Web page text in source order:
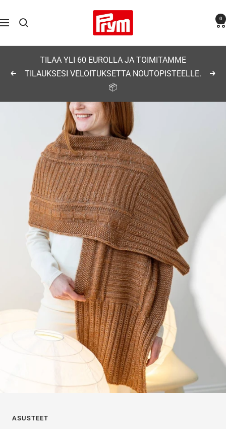
sisältöön
Navigaatio
Prym 0
Edellinen
TILAA YLI 60 EUROLLA JA TOIMITAMME
TILAUKSESI VELOITUKSETTA NOUTOPISTEELLE.
📦
ASUSTEET